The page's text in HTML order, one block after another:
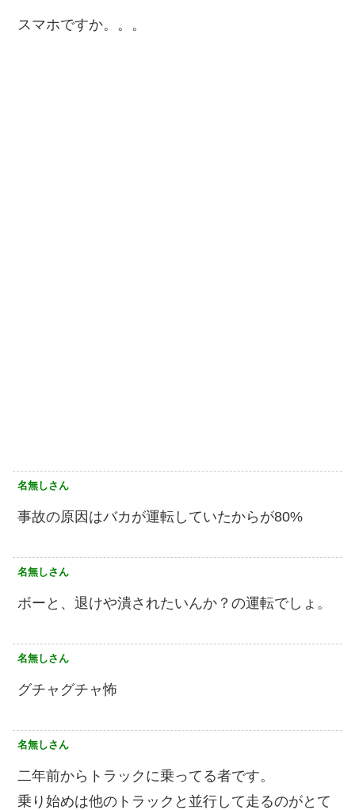
スマホですか。。。
名無しさん
事故の原因はバカが運転していたからが80%
名無しさん
ボーと、退けや潰されたいんか？の運転でしょ。
名無しさん
グチャグチャ怖
名無しさん
二年前からトラックに乗ってる者です。
乗り始めは他のトラックと並行して走るのがとて